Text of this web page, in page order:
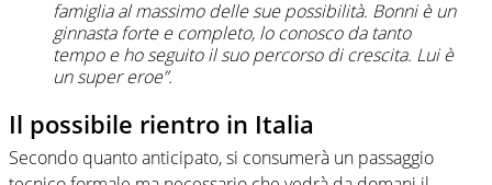
famiglia al massimo delle sue possibilità. Bonni è un
ginnasta forte e completo, lo conosco da tanto
tempo e ho seguito il suo percorso di crescita. Lui è
un super eroe”.
Il possibile rientro in Italia
Secondo quanto anticipato, si consumerà un passaggio